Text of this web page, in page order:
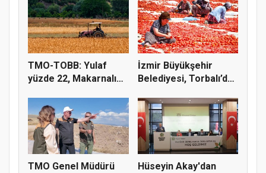
TMO-TOBB: Yulaf
yüzde 22, Makarnalık
İzmir Büyükşehir
Belediyesi, Torbalı’da
TMO Genel Müdürü
Hüseyin Akay'dan